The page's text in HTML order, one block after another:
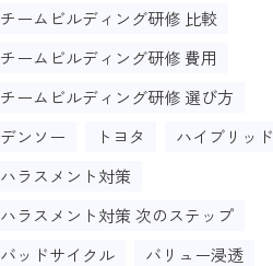
チームビルディング研修 比較
チームビルディング研修 費用
チームビルディング研修 選び方
デンソー
トヨタ
ハイブリッド
ハラスメント対策
ハラスメント対策 次のステップ
バッドサイクル
バリュー浸透